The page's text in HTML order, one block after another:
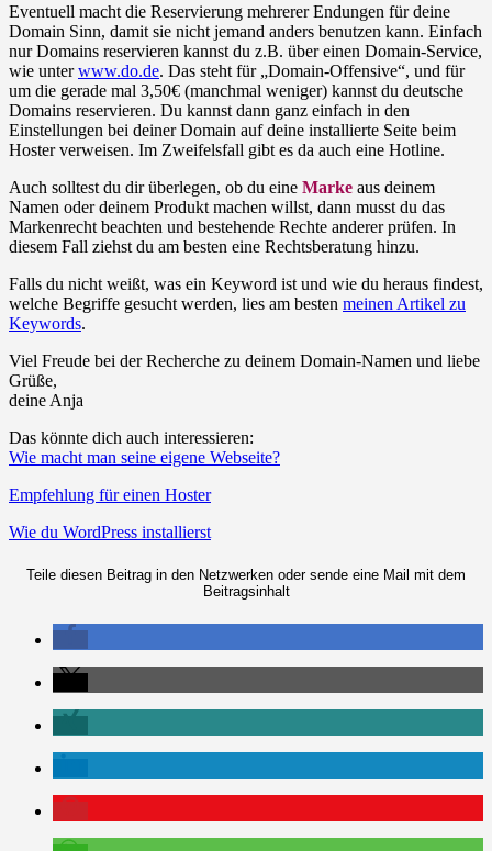
Eventuell macht die Reservierung mehrerer Endungen für deine
Domain Sinn, damit sie nicht jemand anders benutzen kann. Einfach
nur Domains reservieren kannst du z.B. über einen Domain-Service,
wie unterwww.do.de. Das steht für „Domain-Offensive“, und für
um die gerade mal 3,50€ (manchmal weniger) kannst du deutsche
Domains reservieren. Du kannst dann ganz einfach in den
Einstellungen bei deiner Domain auf deine installierte Seite beim
Hoster verweisen. Im Zweifelsfall gibt es da auch eine Hotline.
Auch solltest du dir überlegen, ob du eine Marke aus deinem
Namen oder deinem Produkt machen willst, dann musst du das
Markenrecht beachten und bestehende Rechte anderer prüfen. In
diesem Fall ziehst du am besten eine Rechtsberatung hinzu.
Falls du nicht weißt, was ein Keyword ist und wie du heraus findest,
welche Begriffe gesucht werden, lies am besten meinen Artikel zu
Keywords.
Viel Freude bei der Recherche zu deinem Domain-Namen und liebe
Grüße,
deine Anja
Das könnte dich auch interessieren:
Wie macht man seine eigene Webseite?
Empfehlung für einen Hoster
Wie du WordPress installierst
Teile diesen Beitrag in den Netzwerken oder sende eine Mail mit dem
Beitragsinhalt